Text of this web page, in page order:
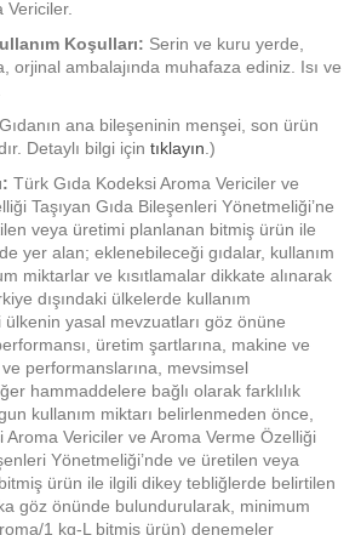
Vericiler.
Koşulları: Serin ve kuru yerde,
orjinal ambalajında muhafaza ediniz. Isı ve
ana bileşeninin menşei, son ürün
Detaylı bilgi için tıklayın .)
Türk Gıda Kodeksi Aroma Vericiler ve
Taşıyan Gıda Bileşenleri Yönetmeliği’ne
veya üretimi planlanan bitmiş ürün ile
yer alan; eklenebileceği gıdalar, kullanım
miktarlar ve kısıtlamalar dikkate alınarak
dışındaki ülkelerde kullanım
ülkenin yasal mevzuatları göz önüne
üretim şartlarına, makine ve
ve performanslarına, mevsimsel
hammaddelere bağlı olarak farklılık
kullanım miktarı belirlenmeden önce,
Aroma Vericiler ve Aroma Verme Özelliği
Yönetmeliği’nde ve üretilen veya
ürün ile ilgili dikey tebliğlerde belirtilen
göz önünde bulundurularak, minimum
1 kg-L bitmiş ürün) denemeler